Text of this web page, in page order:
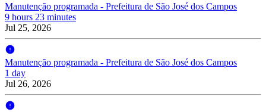
Manutenção programada - Prefeitura de São José dos Campos
9 hours 23 minutes
Jul 25, 2026
Manutenção programada - Prefeitura de São José dos Campos
1 day
Jul 26, 2026